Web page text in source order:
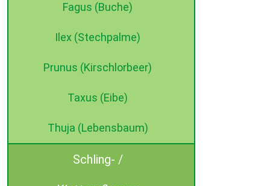
Fagus (Buche)
Ilex (Stechpalme)
Prunus (Kirschlorbeer)
Taxus (Eibe)
Thuja (Lebensbaum)
Schling- /